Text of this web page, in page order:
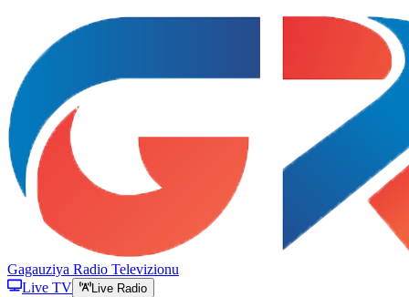
Gagauziya Radio Televizionu
Live TV
Live Radio